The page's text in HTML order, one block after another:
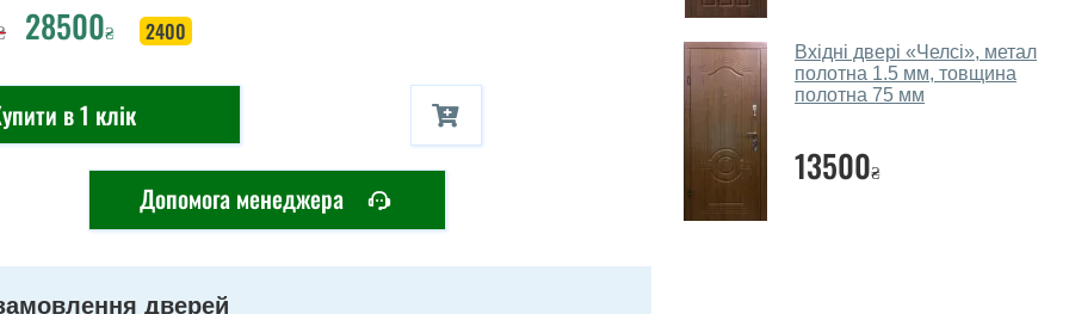
28500₴ 2400
в 1 клік
Допомога менеджера
дверей
Вхідні двері «Челсі», метал
полотна 1.5 мм, товщина
полотна 75 мм
13500₴